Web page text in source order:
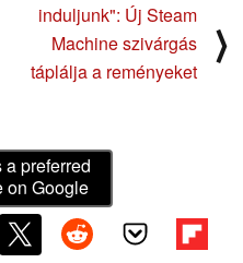
induljunk": Új Steam
Machine szivárgás
táplálja a reményeket
⟩
a preferred
on Google